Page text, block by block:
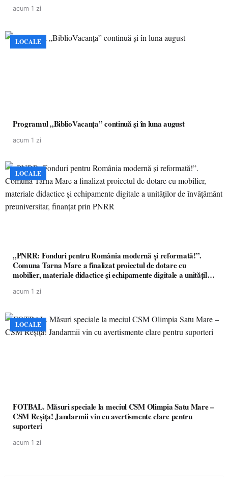
acum 1 zi
LOCALE
Programul „BiblioVacanța” continuă și în luna august
acum 1 zi
LOCALE
„PNRR: Fonduri pentru România modernă și reformată!”.
Comuna Tarna Mare a finalizat proiectul de dotare cu
mobilier, materiale didactice și echipamente digitale a unităților
acum 1 zi
LOCALE
FOTBAL. Măsuri speciale la meciul CSM Olimpia Satu Mare –
CSM Reșița! Jandarmii vin cu avertismente clare pentru
suporteri
acum 1 zi